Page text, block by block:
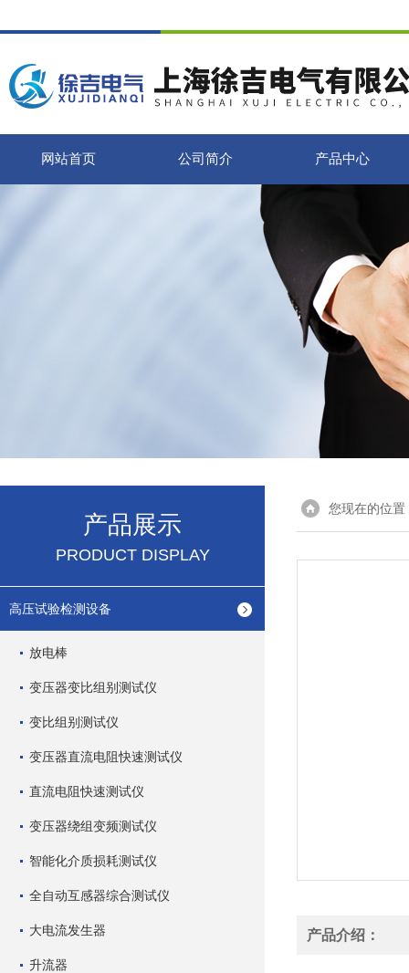
网站首页 公司简介 产品中心
产品展示
PRODUCT DISPLAY
高压试验检测设备
放电棒
变压器变比组别测试仪
变比组别测试仪
变压器直流电阻快速测试仪
直流电阻快速测试仪
变压器绕组变频测试仪
智能化介质损耗测试仪
全自动互感器综合测试仪
大电流发生器
升流器
您现在的位置
产品介绍：